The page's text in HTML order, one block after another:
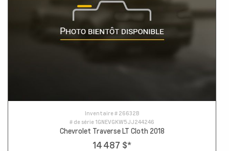
Inventaire # 26632B
# de série 1GNEVGKW5JJ244246
Chevrolet Traverse LT Cloth 2018
14 487 $*